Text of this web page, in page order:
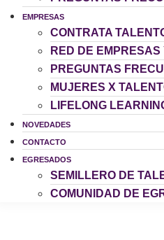
EMPRESAS
CONTRATA
RED DE
PREGUNTAS
MUJERES X
LIFELONG
NOVEDADES
CONTACTO
EGRESADOS
SEMILLERO DE
COMUNIDAD DE